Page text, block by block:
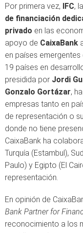
Por primera vez, IFC, la
de financiación
privado en las
apoyo de CaixaBank
en países
19 países en
presidida por Jordi
Gonzalo Gortázar,
empresas tanto en
de representación o
donde no tiene
CaixaBank ha
Turquía (Estambul),
Paulo) y Egipto (El
representación.
En opinión de
Bank Partner for
reconocimiento a los